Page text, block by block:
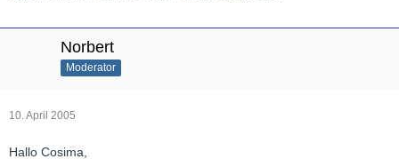
Norbert
Moderator
10. April 2005
Hallo Cosima,